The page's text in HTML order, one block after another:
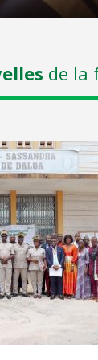
de la